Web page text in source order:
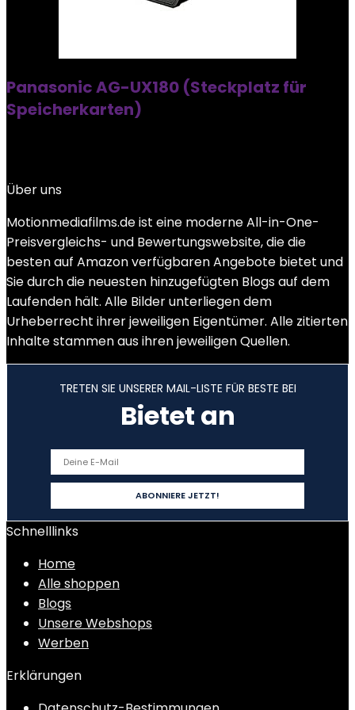
Panasonic AG-UX180 (Steckplatz für
Speicherkarten)
Über uns
Motionmediafilms.de ist eine moderne All-in-One-
Preisvergleichs- und Bewertungswebsite, die die
besten auf Amazon verfügbaren Angebote bietet und
Sie durch die neuesten hinzugefügten Blogs auf dem
Laufenden hält. Alle Bilder unterliegen dem
Urheberrecht ihrer jeweiligen Eigentümer. Alle zitierten
Inhalte stammen aus ihren jeweiligen Quellen.
TRETEN SIE UNSERER MAIL-LISTE FÜR BESTE BEI
Bietet an
Schnelllinks
Home
Alle shoppen
Blogs
Unsere Webshops
Werben
Erklärungen